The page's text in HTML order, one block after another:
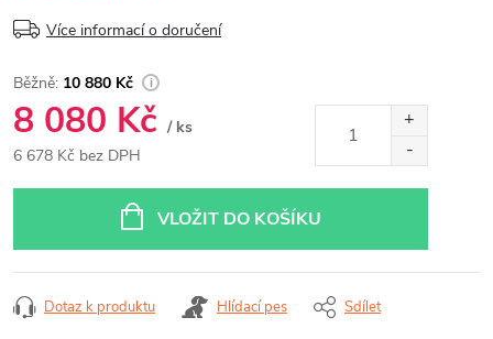
Více informací o doručení
10 880 Kč
8 080 Kč / ks
6 678 Kč bez DPH
VLOŽIT DO KOŠÍKU
Dotaz k produktu Hlídací pes Sdílet